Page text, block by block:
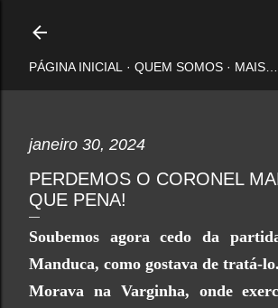
PÁGINA INICIAL QUEM SOMOS MAIS…
janeiro 30, 2024
PERDEMOS O CORONEL
QUE PENA!
Soubemos agora cedo da
Manduca, como gostava de tratá-lo.
Morava na Varginha, onde